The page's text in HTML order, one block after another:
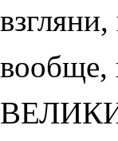
вообще,